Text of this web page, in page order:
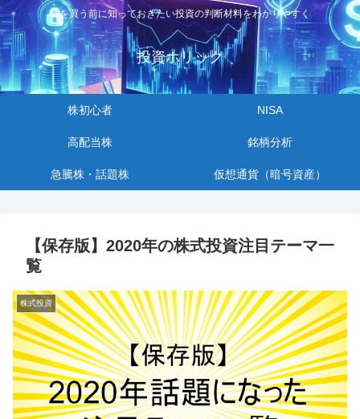
株を買う前に知っておきたい投資の判断材料をわかりやすく
投資ホリック
株初心者 NISA
高配当株 銘柄分析
急騰株・話題株 仮想通貨（暗号資産）
【保存版】2020年の株式投資注目テーマ一
覧
株式投資